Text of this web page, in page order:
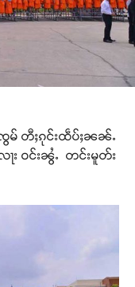
တီႈၵုင်းထဵပ်ႈၼၼ်ႉ
း ဝင်းၼွႆႉ တင်းမူတ်း